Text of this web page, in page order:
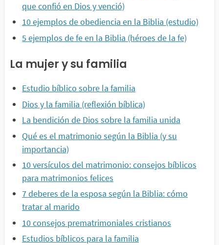
que confió en Dios y venció)
10 ejemplos de obediencia en la Biblia (estudio)
5 ejemplos de fe en la Biblia (héroes de la fe)
La mujer y su familia
Estudio bíblico sobre la familia
Dios y la familia (reflexión bíblica)
La bendición de Dios sobre la familia unida
Qué es el matrimonio según la Biblia (y su
importancia)
10 versículos del matrimonio: consejos bíblicos
para matrimonios felices
7 deberes de la esposa según la Biblia: cómo
tratar al marido
10 consejos prematrimoniales cristianos
Estudios bíblicos para la familia